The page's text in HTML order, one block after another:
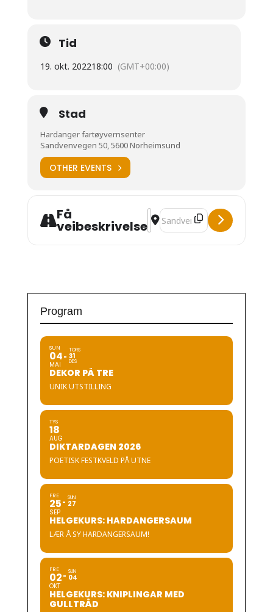
Tid
19. okt. 202218:00 (GMT+00:00)
Stad
Hardanger fartøyvernsenter
Sandvenvegen 50, 5600 Norheimsund
OTHER EVENTS
Få
veibeskrivelse
Address - Søknadshjelp for
Destination Address -
Program
SUN
04
MAI
TORS
31
DES
DEKOR PÅ TRE
UNIK UTSTILLING
TYS
18
AUG
DIKTARDAGEN 2026
POETISK FESTKVELD PÅ UTNE
FRE
25
SEP
SUN
27
HELGEKURS: HARDANGERSAUM
LÆR Å SY HARDANGERSAUM!
FRE
02
OKT
SUN
04
HELGEKURS: KNIPLINGAR MED
GULLTRÅD